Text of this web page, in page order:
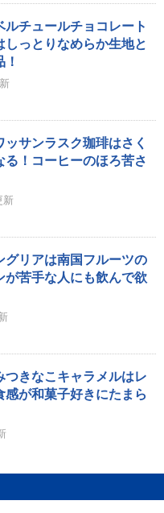
ルチュールチョコレート
しっとりなめらか生地と
サンラスク珈琲はさく
る！コーヒーのほろ苦さ
新
グリアは南国フルーツの
が苦手な人にも飲んで欲
つきなこキャラメルはレ
感が和菓子好きにたまら